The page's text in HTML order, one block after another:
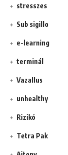
stresszes
Sub sigillo
e-learning
terminál
Vazallus
unhealthy
Rizikó
Tetra Pak